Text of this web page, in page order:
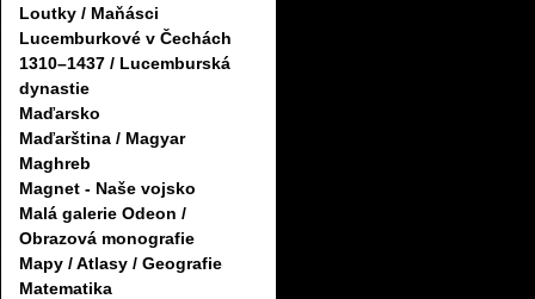
Loutky / Maňásci
Lucemburkové v Čechách
1310–1437 / Lucemburská
dynastie
Maďarsko
Maďarština / Magyar
Maghreb
Magnet - Naše vojsko
Malá galerie Odeon /
Obrazová monografie
Mapy / Atlasy / Geografie
Matematika